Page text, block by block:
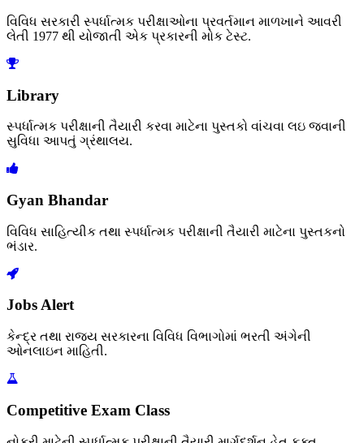
વિવિધ સરકારી સ્પર્ધાત્મક પરીક્ષાઓના પ્રવર્તમાન માળખાને આવરી
લેતી 1977 થી યોજાતી એક પ્રકારની મોક ટેસ્ટ.
Library
સ્પર્ધાત્મક પરીક્ષાની તૈયારી કરવા માટેના પુસ્તકો વાંચવા લઇ જવાની
સુવિધા આપતું ગ્રંથાલય.
Gyan Bhandar
વિવિધ સાહિત્યીક તથા સ્પર્ધાત્મક પરીક્ષાની તૈયારી માટેના પુસ્તકનો
ભંડાર.
Jobs Alert
કેન્દ્ર તથા રાજ્ય સરકારના વિવિધ વિભાગોમાં ભરતી અંગેની
ઓનલાઇન માહિતી.
Competitive Exam Class